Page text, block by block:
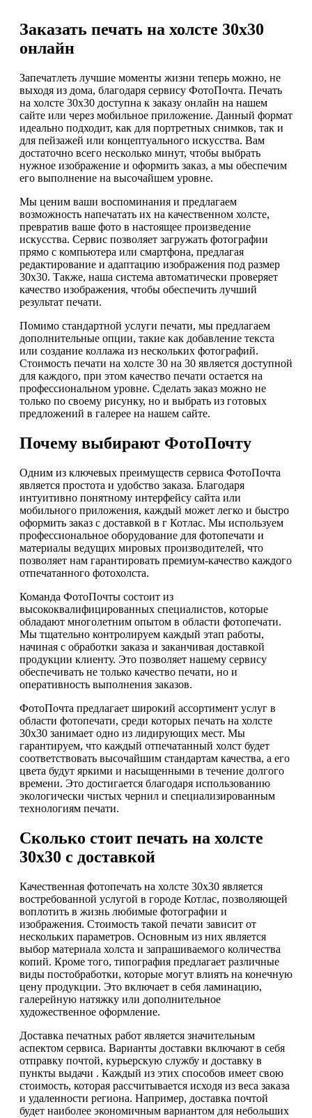
Заказать печать на холсте 30х30
онлайн
Запечатлеть лучшие моменты жизни теперь можно, не
выходя из дома, благодаря сервису ФотоПочта. Печать
на холсте 30х30 доступна к заказу онлайн на нашем
сайте или через мобильное приложение. Данный формат
идеально подходит, как для портретных снимков, так и
для пейзажей или концептуального искусства. Вам
достаточно всего несколько минут, чтобы выбрать
нужное изображение и оформить заказ, а мы обеспечим
его выполнение на высочайшем уровне.
Мы ценим ваши воспоминания и предлагаем
возможность напечатать их на качественном холсте,
превратив ваше фото в настоящее произведение
искусства. Сервис позволяет загружать фотографии
прямо с компьютера или смартфона, предлагая
редактирование и адаптацию изображения под размер
30х30. Также, наша система автоматически проверяет
качество изображения, чтобы обеспечить лучший
результат печати.
Помимо стандартной услуги печати, мы предлагаем
дополнительные опции, такие как добавление текста
или создание коллажа из нескольких фотографий.
Стоимость печати на холсте 30 на 30 является доступной
для каждого, при этом качество печати остается на
профессиональном уровне. Сделать заказ можно не
только по своему рисунку, но и выбрать из готовых
предложений в галерее на нашем сайте.
Почему выбирают ФотоПочту
Одним из ключевых преимуществ сервиса ФотоПочта
является простота и удобство заказа. Благодаря
интуитивно понятному интерфейсу сайта или
мобильного приложения, каждый может легко и быстро
оформить заказ с доставкой в г Котлас. Мы используем
профессиональное оборудование для фотопечати и
материалы ведущих мировых производителей, что
позволяет нам гарантировать премиум-качество каждого
отпечатанного фотохолста.
Команда ФотоПочты состоит из
высококвалифицированных специалистов, которые
обладают многолетним опытом в области фотопечати.
Мы тщательно контролируем каждый этап работы,
начиная с обработки заказа и заканчивая доставкой
продукции клиенту. Это позволяет нашему сервису
обеспечивать не только качество печати, но и
оперативность выполнения заказов.
ФотоПочта предлагает широкий ассортимент услуг в
области фотопечати, среди которых печать на холсте
30х30 занимает одно из лидирующих мест. Мы
гарантируем, что каждый отпечатанный холст будет
соответствовать высочайшим стандартам качества, а его
цвета будут яркими и насыщенными в течение долгого
времени. Это достигается благодаря использованию
экологически чистых чернил и специализированным
технологиям печати.
Сколько стоит печать на холсте
30х30 с доставкой
Качественная фотопечать на холсте 30х30 является
востребованной услугой в городе Котлас, позволяющей
воплотить в жизнь любимые фотографии и
изображения. Стоимость такой печати зависит от
нескольких параметров. Основным из них является
выбор материала холста и запрашиваемого количества
копий. Кроме того, типография предлагает различные
виды постобработки, которые могут влиять на конечную
цену продукции. Это включает в себя ламинацию,
галерейную натяжку или дополнительное
художественное оформление.
Доставка печатных работ является значительным
аспектом сервиса. Варианты доставки включают в себя
отправку почтой, курьерскую службу и доставку в
пункты выдачи . Каждый из этих способов имеет свою
стоимость, которая рассчитывается исходя из веса заказа
и удаленности региона. Например, доставка почтой
будет наиболее экономичным вариантом для небольших